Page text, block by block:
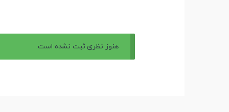
هنوز نظری ثبت نشده است.